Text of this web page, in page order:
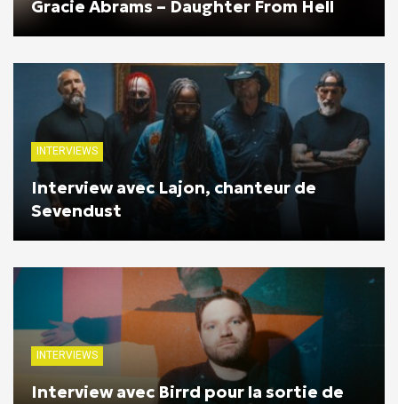
Gracie Abrams – Daughter From Hell
INTERVIEWS
Interview avec Lajon, chanteur de
Sevendust
INTERVIEWS
Interview avec Birrd pour la sortie de